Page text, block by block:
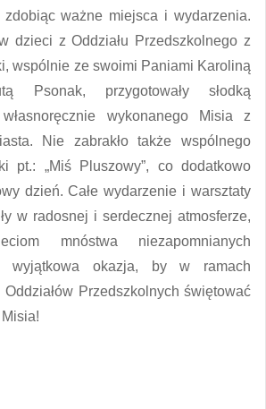
zdobiąc ważne miejsca i wydarzenia.
dzieci z Oddziału Przedszkolnego z
wspólnie ze swoimi Paniami Karoliną
Psonak, przygotowały słodką
wykonanego Misia z
Nie zabrakło także wspólnego
pt.: „Miś Pluszowy”, co dodatkowo
dzień. Całe wydarzenie i warsztaty
w radosnej i serdecznej atmosferze,
mnóstwa niezapomnianych
wyjątkowa okazja, by w ramach
Oddziałów Przedszkolnych świętować